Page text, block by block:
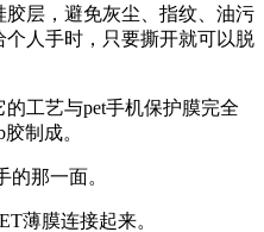
层，避免灰尘、指纹、油污
人手时，只要撕开就可以脱
工艺与pet手机保护膜完全
制成。
的那一面。
薄膜连接起来。